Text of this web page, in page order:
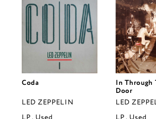
Coda
LED ZEPPELIN
In Through
Door
LED